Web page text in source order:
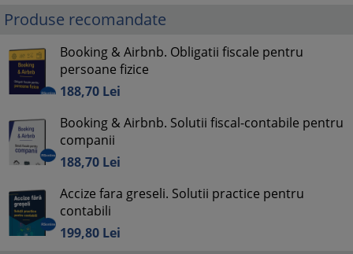
Produse recomandate
Booking & Airbnb. Obligatii fiscale pentru
persoane fizice
188,70 Lei
Booking & Airbnb. Solutii fiscal-contabile pentru
companii
188,70 Lei
Accize fara greseli. Solutii practice pentru
contabili
199,80 Lei